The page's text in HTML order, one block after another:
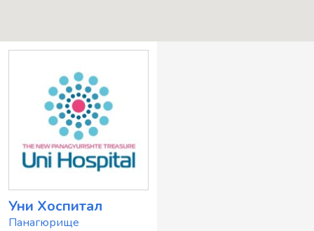
Уни Хоспитал
Панагюрище